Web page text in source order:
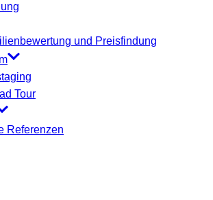
und Preisfindung
Tour
Referenzen